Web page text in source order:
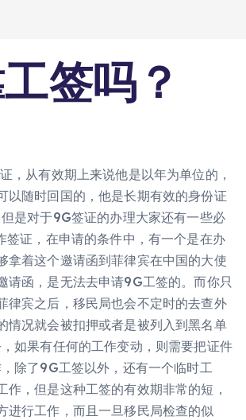
签吗？
，从有效期上来说他是以年为单位的，
以随时回国的，他是长期有效的身份证
是对于9G签证的办理大家还有一些必
证，在申请的条件中，有一个是在办
拿着这个邀请函到菲律宾在中国的大使
请函，是无法去申请9G工签的。而你只
律宾之后，移民局也会不定时的去查外
情况就会被扣押或者是被列入到黑名单
如果有任何的工作变动，则需要把证件
除了9G工签以外，还有一个临时工
，但是这种工签的有效期非常的短，
进行工作，而且一旦移民局检查的似